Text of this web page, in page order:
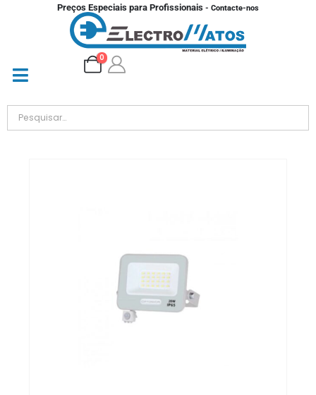
Preços Especiais para Profissionais - Contacte-nos
0